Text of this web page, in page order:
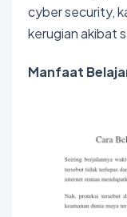
cyber security,
kerugian akibat
Manfaat